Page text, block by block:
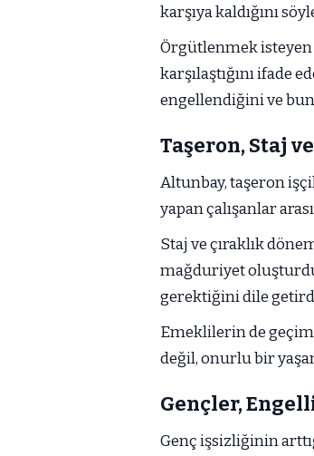
karşıya kaldığını
Örgütlenmek isteyen
karşılaştığını ifade
engellendiğini ve
Taşeron, Staj
Altunbay, taşeron
yapan çalışanlar
Staj ve çıraklık
mağduriyet
gerektiğini dile
Emeklilerin de geçim
değil, onurlu bir
Gençler,
Genç işsizliğinin